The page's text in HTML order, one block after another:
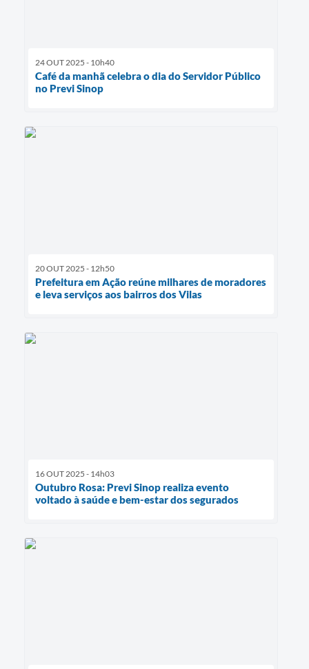
24 OUT 2025 - 10h40
Café da manhã celebra o dia do Servidor Público
no Previ Sinop
20 OUT 2025 - 12h50
Prefeitura em Ação reúne milhares de moradores
e leva serviços aos bairros dos Vilas
16 OUT 2025 - 14h03
Outubro Rosa: Previ Sinop realiza evento
voltado à saúde e bem-estar dos segurados